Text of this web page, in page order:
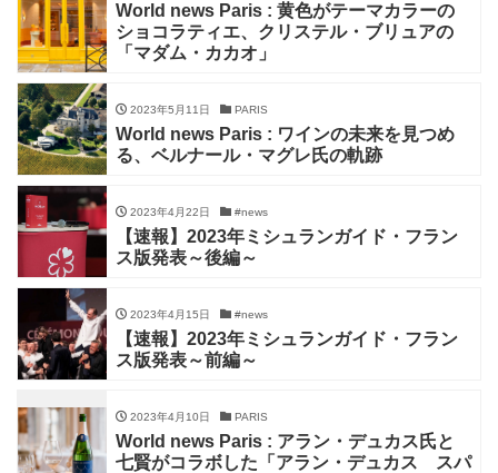
World news Paris : 黄色がテーマカラーの
ショコラティエ、クリステル・ブリュアの
「マダム・カカオ」
2023年5月11日 PARIS
World news Paris : ワインの未来を見つめ
る、ベルナール・マグレ氏の軌跡
2023年4月22日 #news
【速報】2023年ミシュランガイド・フラン
ス版発表～後編～
2023年4月15日 #news
【速報】2023年ミシュランガイド・フラン
ス版発表～前編～
2023年4月10日 PARIS
World news Paris : アラン・デュカス氏と
七賢がコラボした「アラン・デュカス スパ